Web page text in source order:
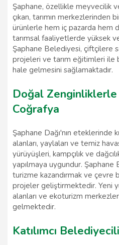
Şaphane, özellikle meyvecilik
çıkan, tarımın merkezlerinden
ürünlerle hem iç pazarda hem
tarımsal faaliyetlerde yüksek
Şaphane Belediyesi, çiftçilere
projeleri ve tarım eğitimleri ile
hale gelmesini sağlamaktadır.
Doğal Zenginliklerle
Coğrafya
Şaphane Dağı'nın eteklerinde
alanları, yaylaları ve temiz
yürüyüşleri, kampçılık ve
yapılmaya uygundur.
turizme kazandırmak ve çevre
projeler geliştirmektedir. Yeni
alanları ve ekoturizm
gelmektedir.
Katılımcı